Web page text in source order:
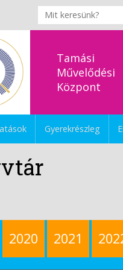
Tamási
Művelődési
Központ
Gyerekrészleg
2020 2021